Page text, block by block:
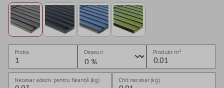
Proba Deșeuri Produkt m²
Necesar adeziv pentru faianță (kg) Chit necesar (kg)